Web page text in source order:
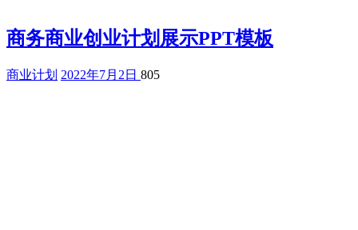
商务商业创业计划展示PPT模板
商业计划 2022年7月2日 805